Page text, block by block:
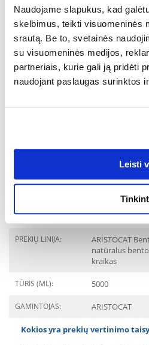
Naudojame slapukus, kad
skelbimus, teikti visuomeninės
srautą. Be to, svetainės
su visuomeninės medijos,
partneriais, kurie gali ją pridėti
naudojant paslaugas surinktos
Leisti
granulių dydis sumažina kraiko
natūralų žemės kvapą, todėl puikiai
Sudėtis: Bentonitas, natrio
kraiko dėžę kraiko sluoksniu iki
nuo katės dydžio ir jos poreikių.
o tarpus užpildyti nauju kraiku. Kartą
pakeisti visą kraiką ir išplauti kraiko
sanitariniu būdu šalinti negalima, nes
nesibaigia. Pakuotės talpa 5L / neto
Parametrai
TUALETE:
(KG):
PREKIŲ LINIJA:
ARISTOCAT
natūralus
kraikas
TŪRIS (ML): 5000
GAMINTOJAS: ARISTOCAT
Kokios yra prekių vertinimo